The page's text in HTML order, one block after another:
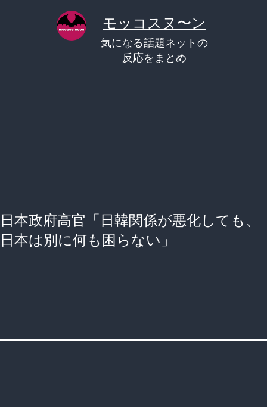
モッコスヌ〜ン
気になる話題ネットの
反応をまとめ
日本政府高官「日韓関係が悪化しても、
日本は別に何も困らない」